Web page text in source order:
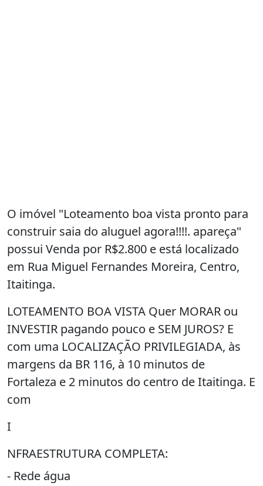
O imóvel "Loteamento boa vista pronto para
construir saia do aluguel agora!!!!. apareça"
possui Venda por R$2.800 e está localizado
em Rua Miguel Fernandes Moreira, Centro,
Itaitinga.
LOTEAMENTO BOA VISTA Quer MORAR ou
INVESTIR pagando pouco e SEM JUROS? E
com uma LOCALIZAÇÃO PRIVILEGIADA, às
margens da BR 116, à 10 minutos de
Fortaleza e 2 minutos do centro de Itaitinga. E
com
I
NFRAESTRUTURA COMPLETA:
- Rede água